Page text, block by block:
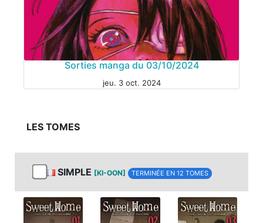
MANGA
Sorties manga du 03/10/2024
jeu. 3 oct. 2024
LES TOMES
SIMPLE [KI-OON] TERMINÉE EN 12 TOMES